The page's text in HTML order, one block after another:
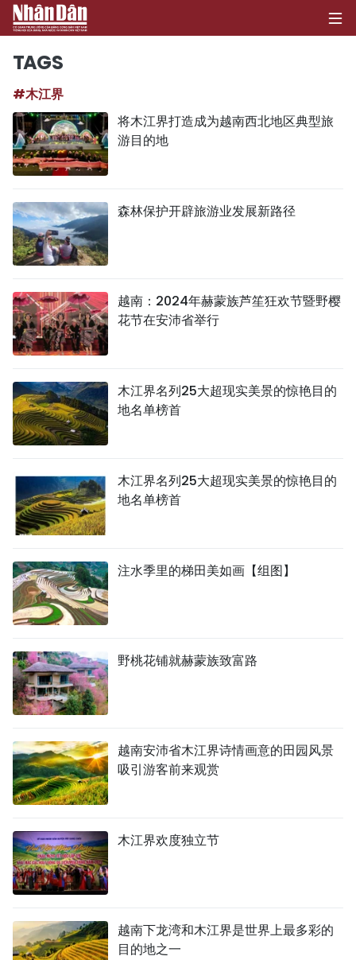
政治
社会
文化
旅游
史海
图表新闻
ENGLISH
РУССКИЙ
TAGS
#木江界
将木江界打造成为越南西北地区典型旅
游目的地
森林保护开辟旅游业发展新路径
越南：2024年赫蒙族芦笙狂欢节暨野樱
花节在安沛省举行
木江界名列25大超现实美景的惊艳目的
地名单榜首
木江界名列25大超现实美景的惊艳目的
地名单榜首
注水季里的梯田美如画【组图】
野桃花铺就赫蒙族致富路
越南安沛省木江界诗情画意的田园风景
吸引游客前来观赏
木江界欢度独立节
越南下龙湾和木江界是世界上最多彩的
目的地之一